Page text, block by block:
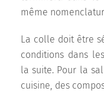
même
La colle doit être
conditions dans
la suite. Pour la
cuisine, des